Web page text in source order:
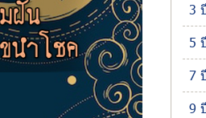
3
5
7
9